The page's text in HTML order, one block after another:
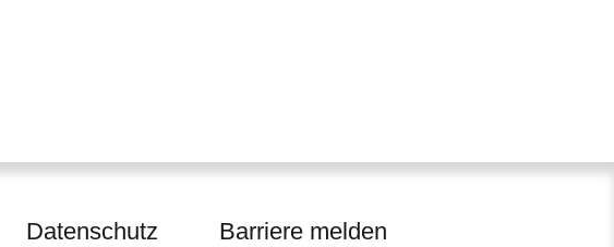
Datenschutz Barriere melden